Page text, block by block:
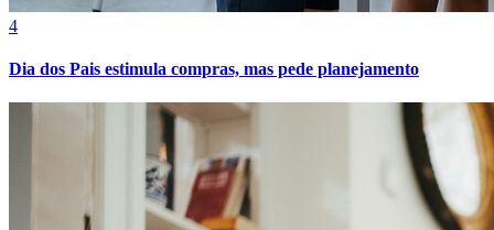
4
Dia dos Pais estimula compras, mas pede planejamento